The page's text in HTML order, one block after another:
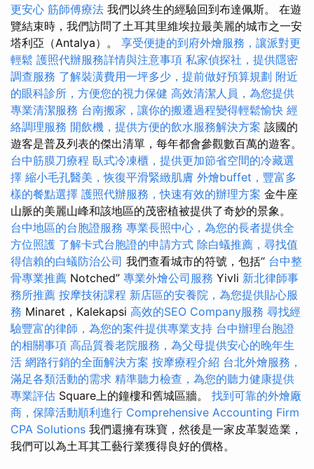
更安心 筋師傅療法 我們以終生的經驗回到布達佩斯。 在遊
覽結束時，我們訪問了土耳其里維埃拉最美麗的城市之一安
塔利亞（Antalya）。 享受便捷的到府外燴服務，讓派對更
輕鬆 護照代辦服務詳情與注意事項 私家偵探社，提供隱密
調查服務 了解裝潢費用一坪多少，提前做好預算規劃 附近
的眼科診所，方便您的視力保健 高效清潔人員，為您提供
專業清潔服務 台南搬家，讓你的搬遷過程變得輕鬆愉快 經
絡調理服務 開飲機，提供方便的飲水服務解決方案 該國的
遊客是普及列表的傑出清單，每年都會參觀數百萬的遊客。
台中筋膜刀療程 臥式冷凍櫃，提供更加節省空間的冷藏選
擇 縮小毛孔醫美，恢復平滑緊緻肌膚 外燴buffet，豐富多
樣的餐點選擇 護照代辦服務，快速有效的辦理方案 金牛座
山脈的美麗山峰和該地區的茂密植被提供了奇妙的景象。
台中地區的台胞證服務 專業長照中心，為您的長者提供全
方位照護 了解卡式台胞證的申請方式 除白蟻推薦，尋找值
得信賴的白蟻防治公司 我們查看城市的符號，包括“ 台中整
骨專業推薦 Notched” 專業外燴公司服務 Yivli 新北律師事
務所推薦 按摩技術課程 新店區的安養院，為您提供貼心服
務 Minaret，Kalekapsi 高效的SEO Company服務 尋找經
驗豐富的律師，為您的案件提供專業支持 台中辦理台胞證
的相關事項 高品質養老院服務，為父母提供安心的晚年生
活 網路行銷的全面解決方案 按摩療程介紹 台北外燴服務，
滿足各類活動的需求 精準聽力檢查，為您的聽力健康提供
專業評估 Square上的鐘樓和舊城區牆。 找到可靠的外燴廠
商，保障活動順利進行 Comprehensive Accounting Firm
CPA Solutions 我們還擁有珠寶，然後是一家皮革製造業，
我們可以為土耳其工藝行業獲得良好的價格。